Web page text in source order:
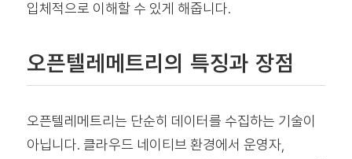
입체적으로 이해할 수 있게 해줍니다.
오픈텔레메트리의 특징과 장점
오픈텔레메트리는 단순히 데이터를 수집하는 기술이
아닙니다. 클라우드 네이티브 환경에서 운영자,